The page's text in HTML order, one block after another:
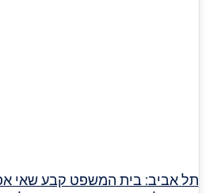
תל אביב: בית המשפט קבע שאי